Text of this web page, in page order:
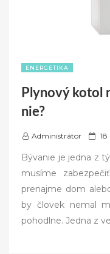
ENERGETIKA
Plynový kotol
nie?
Administrátor
P
t
e
d
o
18
Bývanie je jedna z
musíme
prenajme dom
by človek nemal
pohodlne. Jedna z